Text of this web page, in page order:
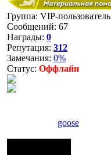
Группа: VIP-пользователь
Сообщений: 67
Награды: 0
Репутация: 312
Замечания: 0%
Статус: Оффлайн
goose